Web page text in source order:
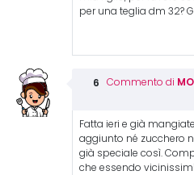
per una teglia dm 32?
Commento di
Fatta ieri e già
aggiunto né zucchero
già speciale così.
che essendo